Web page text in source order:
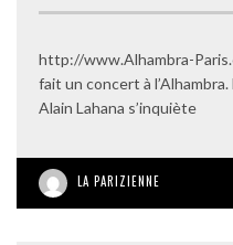
http://www.Alhambra-
fait un concert à
Alain Lahana s’inquiète
LA PARIZIENNE